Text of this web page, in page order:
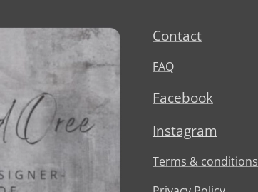
Contact
FAQ
Facebook
Instagram
Terms & conditions